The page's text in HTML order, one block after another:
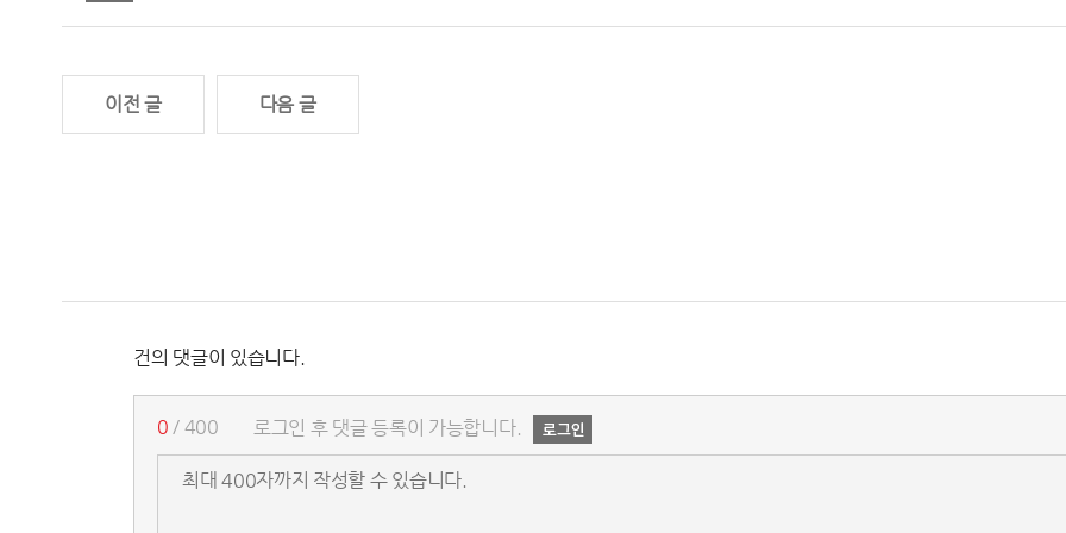
이전 글 다음 글
건의 댓글이 있습니다.
로그인 후 댓글 등록이 가능합니다.
0 / 400